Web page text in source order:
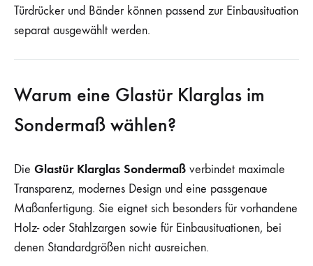
Türdrücker und Bänder können passend zur Einbausituation
separat ausgewählt werden.
Warum eine Glastür Klarglas im
Sondermaß wählen?
Die Glastür Klarglas Sondermaß verbindet maximale
Transparenz, modernes Design und eine passgenaue
Maßanfertigung. Sie eignet sich besonders für vorhandene
Holz- oder Stahlzargen sowie für Einbausituationen, bei
denen Standardgrößen nicht ausreichen.